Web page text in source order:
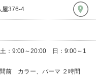
屋376-4
：9:00～20:00 日：9:00～1
前 カラー、パーマ ２時間